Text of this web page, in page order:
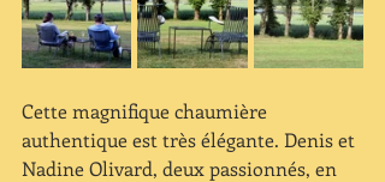
Cette magnifique chaumière
authentique est très élégante. Denis et
Nadine Olivard, deux passionnés, en